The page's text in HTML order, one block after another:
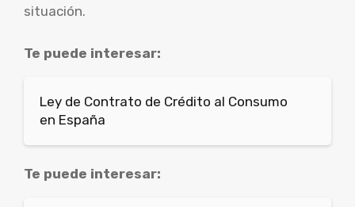
situación.
Te puede interesar:
Ley de Contrato de Crédito al Consumo
en España
Te puede interesar: